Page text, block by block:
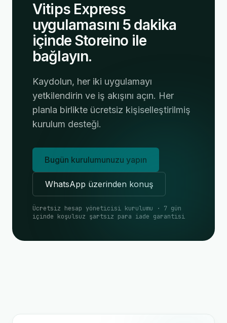
Vitips Express
uygulamasını 5 dakika
içinde Storeino ile
bağlayın.
Kaydolun, her iki uygulamayı
yetkilendirin ve iş akışını açın. Her
planla birlikte ücretsiz kişiselleştirilmiş
kurulum desteği.
Bugün kurulumunuzu yapın
WhatsApp üzerinden konuş
Ücretsiz hesap yöneticisi kurulumu · 7 gün
içinde koşulsuz şartsız para iade garantisi